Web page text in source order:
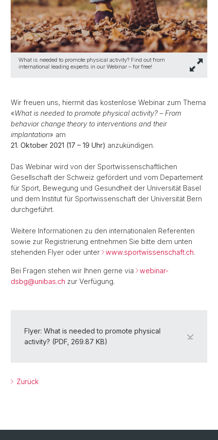
What is needed to promote physical activity? Find out from
international leading experts in our Webinar – for free!
Wir freuen uns, hiermit das kostenlose Webinar zum Thema
«What is needed to promote physical activity? – From
behavior change theory to interventions and their
implantation» am
21. Oktober 2021 (17 – 19 Uhr) anzukündigen.
Das Webinar wird von der Sportwissenschaftlichen
Gesellschaft der Schweiz gefördert und vom Departement
für Sport, Bewegung und Gesundheit der Universität Basel
und dem Institut für Sportwissenschaft der Universität Bern
durchgeführt.
Weitere Informationen zu den internationalen Referenten
sowie zur Registrierung entnehmen Sie bitte dem unten
stehenden Flyer oder unter
www.sportwissenschaft.ch.
Bei Fragen stehen wir Ihnen gerne via
webinar-
dsbg@unibas.ch zur Verfügung.
Flyer: What is needed to promote physical
activity? (PDF, 269.87 KB)
Zurück